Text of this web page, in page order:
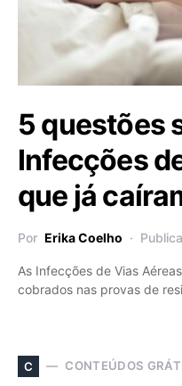
5 questões
Infecções
que já
Por Erika Coelho
As Infecções de Vias
cobrados nas provas de
C CONTEÚDOS